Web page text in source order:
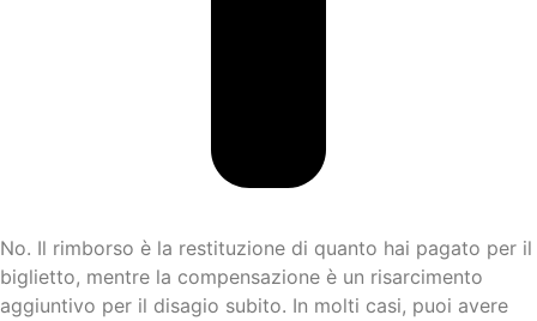
No. Il rimborso è la restituzione di quanto hai pagato per il
biglietto, mentre la compensazione è un risarcimento
aggiuntivo per il disagio subito. In molti casi, puoi avere